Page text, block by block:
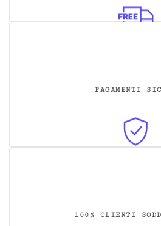
PAGAMENTI
100% CLIENTI